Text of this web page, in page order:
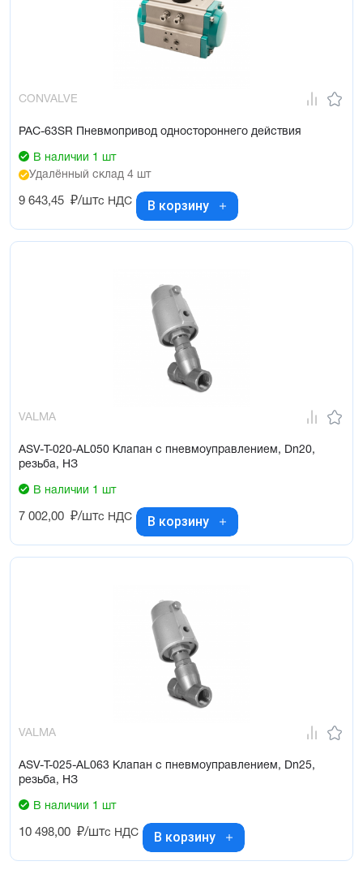
CONVALVE
PAC-63SR Пневмопривод одностороннего действия
В наличии 1 шт
Удалённый склад 4 шт
9 643,45 ₽/штс НДС В корзину
VALMA
ASV-T-020-AL050 Клапан с пневмоуправлением, Dn20,
резьба, НЗ
В наличии 1 шт
7 002,00 ₽/штс НДС В корзину
VALMA
ASV-T-025-AL063 Клапан с пневмоуправлением, Dn25,
резьба, НЗ
В наличии 1 шт
10 498,00 ₽/штс НДС В корзину